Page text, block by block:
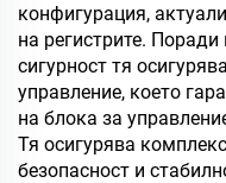
конфигурация,
на регистрите.
сигурност тя
управление, което
на блока за
Тя осигурява
безопасност и